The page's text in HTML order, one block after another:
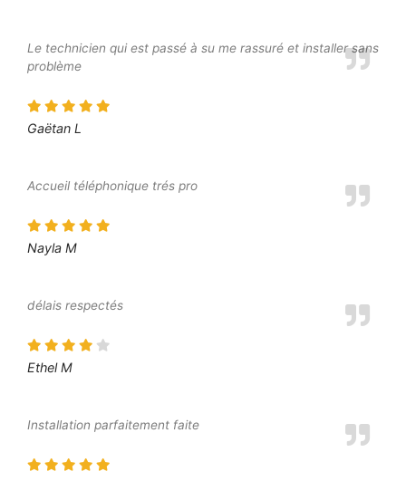
Le technicien qui est passé à su me rassuré et installer sans
problème
Gaëtan L
Accueil téléphonique trés pro
Nayla M
délais respectés
Ethel M
Installation parfaitement faite